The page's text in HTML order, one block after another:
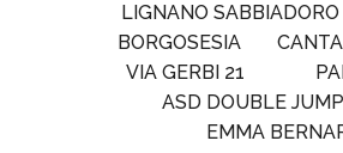
LIGNANO SABBIADORO
BORGOSESIA
VIA GERBI 21
ASD DOUBLE JUMP
EMMA